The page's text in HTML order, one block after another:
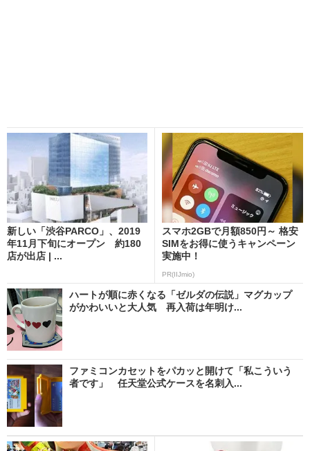
新しい「渋谷PARCO」、2019
年11月下旬にオープン 約180
店が出店 | ...
スマホ2GBで月額850円～ 格安
SIMをお得に使うキャンペーン
実施中！
PR(IIJmio)
ハートが順に赤くなる「ゼルダの伝説」マグカップ
がかわいいと大人気 再入荷は年明け...
ファミコンカセットをパカッと開けて「私こういう
者です」 任天堂公式ケースを名刺入...